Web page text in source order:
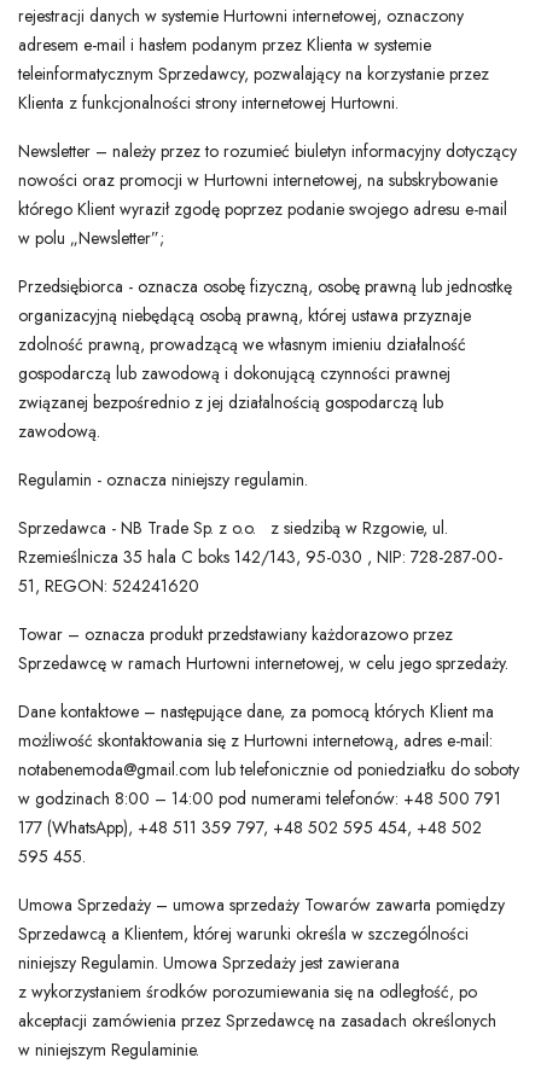
rejestracji danych w systemie Hurtowni internetowej, oznaczony
adresem e-mail i hasłem podanym przez Klienta w systemie
teleinformatycznym Sprzedawcy, pozwalający na korzystanie przez
Klienta z funkcjonalności strony internetowej Hurtowni.
Newsletter – należy przez to rozumieć biuletyn informacyjny dotyczący
nowości oraz promocji w Hurtowni internetowej, na subskrybowanie
którego Klient wyraził zgodę poprzez podanie swojego adresu e-mail
w polu „Newsletter”;
Przedsiębiorca - oznacza osobę fizyczną, osobę prawną lub jednostkę
organizacyjną niebędącą osobą prawną, której ustawa przyznaje
zdolność prawną, prowadzącą we własnym imieniu działalność
gospodarczą lub zawodową i dokonującą czynności prawnej
związanej bezpośrednio z jej działalnością gospodarczą lub
zawodową.
Regulamin - oznacza niniejszy regulamin.
Sprzedawca - NB Trade Sp. z o.o. z siedzibą w Rzgowie, ul.
Rzemieślnicza 35 hala C boks 142/143, 95-030 , NIP: 728-287-00-
51, REGON: 524241620
Towar – oznacza produkt przedstawiany każdorazowo przez
Sprzedawcę w ramach Hurtowni internetowej, w celu jego sprzedaży.
Dane kontaktowe – następujące dane, za pomocą których Klient ma
możliwość skontaktowania się z Hurtowni internetową, adres e-mail:
notabenemoda@gmail.com lub telefonicznie od poniedziałku do soboty
w godzinach 8:00 – 14:00 pod numerami telefonów: +48 500 791
177 (WhatsApp), +48 511 359 797, +48 502 595 454, +48 502
595 455.
Umowa Sprzedaży – umowa sprzedaży Towarów zawarta pomiędzy
Sprzedawcą a Klientem, której warunki określa w szczególności
niniejszy Regulamin. Umowa Sprzedaży jest zawierana
z wykorzystaniem środków porozumiewania się na odległość, po
akceptacji zamówienia przez Sprzedawcę na zasadach określonych
w niniejszym Regulaminie.